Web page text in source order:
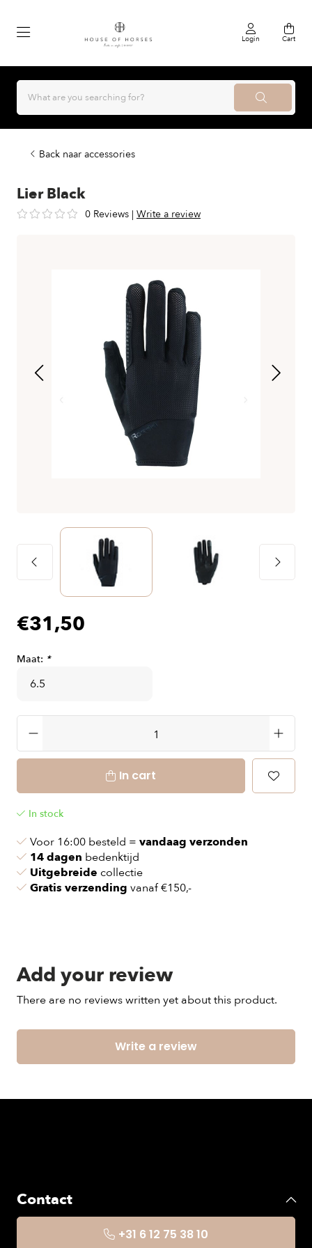
Login Cart
Back naar accessories
Lier Black
0 Reviews | Write a review
€31,50
Maat: *
In cart
In stock
Voor 16:00 besteld = vandaag verzonden
14 dagen bedenktijd
Uitgebreide collectie
Gratis verzending vanaf €150,-
Add your review
There are no reviews written yet about this product.
Write a review
Contact
+31 6 12 75 38 10